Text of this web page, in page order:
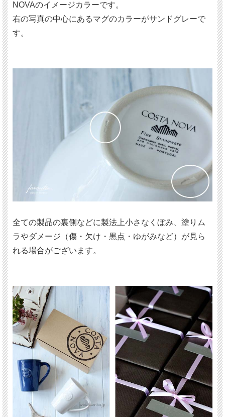
NOVAのイメージカラーです。
右の写真の中心にあるマグのカラーがサンドグレーで
す。
全ての製品の裏側などに製法上小さなくぼみ、塗りム
ラやダメージ（傷・欠け・黒点・ゆがみなど）が見ら
れる場合がございます。